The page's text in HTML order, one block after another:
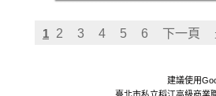
1 2 3 4 5 6 下一頁
建議使用